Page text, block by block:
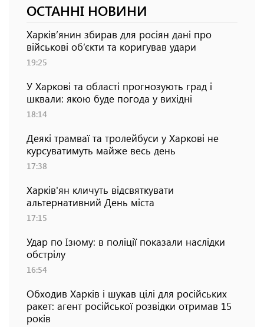
ОСТАННІ НОВИНИ
Харків’янин збирав для росіян дані про
військові об’єкти та коригував удари
19:25
У Харкові та області прогнозують град і
шквали: якою буде погода у вихідні
18:14
Деякі трамваї та тролейбуси у Харкові не
курсуватимуть майже весь день
17:38
Харків'ян кличуть відсвяткувати
альтернативний День міста
17:15
Удар по Ізюму: в поліції показали наслідки
обстрілу
16:54
Обходив Харків і шукав цілі для російських
ракет: агент російської розвідки отримав 15
років